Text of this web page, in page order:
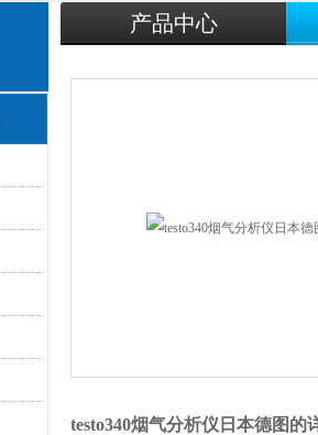
产品中心
testo340烟气分析仪日本德图的